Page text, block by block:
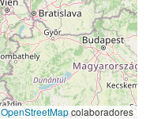
OpenStreetMapcolaboradores